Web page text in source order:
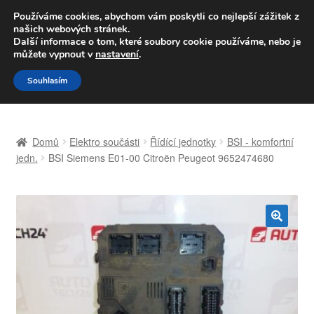
DOPRAVA od 139,-Kč
Volejte po-pá 9-16 704 494 494
Přeskočit
na
navigaci
Přejít
k
obsahu
Celosvětová doprava
Kontakt
Domů Elektro součásti Řídící jednotky
BSI - komfortní
jedn.
BSI Siemens E01-00 Citroën Peugeot 9652474680
🔍
Používáme cookies, abychom vám poskytli co nejlepší zážitek z
našich webových stránek.
Další informace o tom, které soubory cookie používáme, nebo je
můžete vypnout v nastavení.
Souhlasím